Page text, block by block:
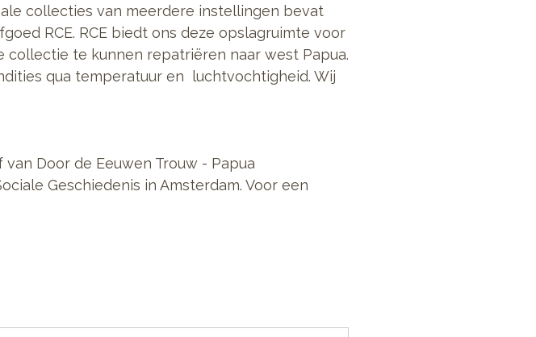
collecties van meerdere instellingen bevat
RCE. RCE biedt ons deze opslagruimte voor
collectie te kunnen repatriëren naar west Papua.
qua temperatuur en luchtvochtigheid. Wij
Door de Eeuwen Trouw - Papua
Geschiedenis in Amsterdam. Voor een